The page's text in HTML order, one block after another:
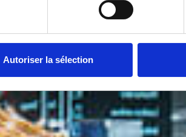
Autoriser la sélection